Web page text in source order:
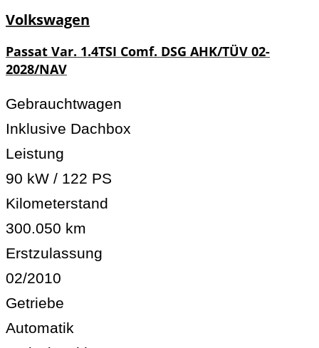
Volkswagen
Passat Var. 1.4TSI Comf. DSG AHK/TÜV 02-
2028/NAV
Gebrauchtwagen
Inklusive Dachbox
Leistung
90 kW / 122 PS
Kilometerstand
300.050 km
Erstzulassung
02/2010
Getriebe
Automatik